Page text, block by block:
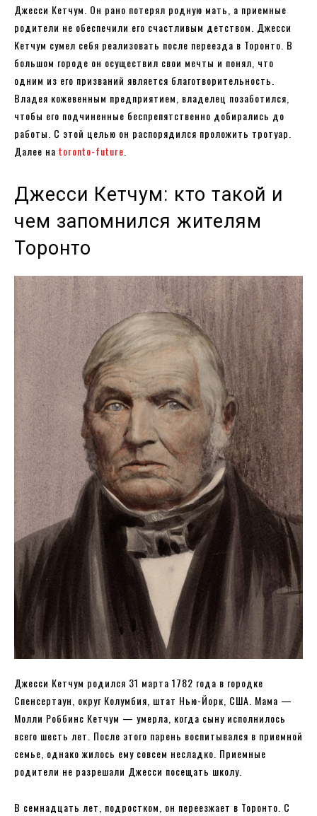
Джесси Кетчум. Он рано потерял родную мать, а приемные
родители не обеспечили его счастливым детством. Джесси
Кетчум сумел себя реализовать после переезда в Торонто. В
большом городе он осуществил свои мечты и понял, что
одним из его призваний является благотворительность.
Владея кожевенным предприятием, владелец позаботился,
чтобы его подчиненные беспрепятственно добирались до
работы. С этой целью он распорядился проложить тротуар.
Далее на toronto-future
Джесси Кетчум: кто такой и
чем запомнился жителям
Торонто
Джесси Кетчум родился 31 марта 1782 года в городке
Спенсертаун, округ Колумбия, штат Нью-Йорк, США. Мама —
Молли Роббинс Кетчум — умерла, когда сыну исполнилось
всего шесть лет. После этого парень воспитывался в приемной
семье, однако жилось ему совсем несладко. Приемные
родители не разрешали Джесси посещать школу.
В семнадцать лет, подростком, он переезжает в Торонто. С